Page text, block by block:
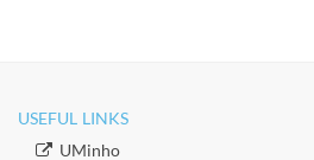
USEFUL LINKS
​UMinho